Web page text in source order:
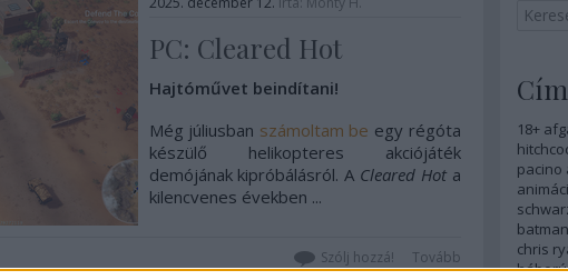
PC: Cleared Hot
Hajtóművet beindítani!
Még júliusban számoltam be egy régóta
készülő helikopteres akciójáték
demójának kipróbálásról. A Cleared Hot a
kilencvenes években ...
Tovább
Szólj hozzá!
18+
pacino
batman
chris
háború